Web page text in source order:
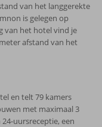
van het langgerekte
is gelegen op
van het hotel vind je
afstand van het
en telt 79 kamers
met maximaal 3
uursreceptie, een